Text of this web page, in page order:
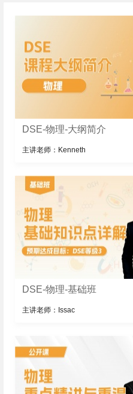
DSE-物理-大纲简介
主讲老师：Kenneth
DSE-物理-基础班
主讲老师：Issac